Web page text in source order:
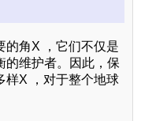
的角X ，它们不仅是
的维护者。因此，保
样X ，对于整个地球